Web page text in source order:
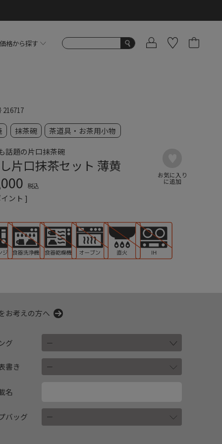
価格から探す
216717
抹茶碗 茶道具・お茶用小物
話題の片口抹茶碗
片口抹茶セット 薄黄
税込
ント ]
お考えの方へ
グ
書き
名
バッグ